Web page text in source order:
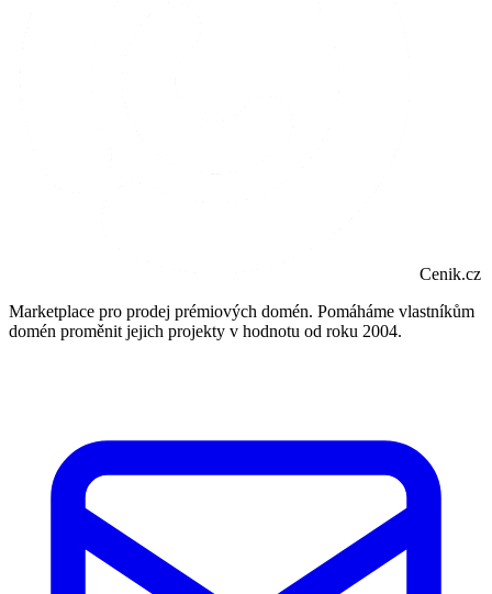
Cenik.cz
Marketplace pro prodej prémiových domén. Pomáháme vlastníkům
domén proměnit jejich projekty v hodnotu od roku 2004.